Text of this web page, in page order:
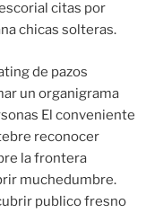
citas por
chicas solteras.
de pazos
un organigrama
El conveniente
reconocer
la frontera
muchedumbre.
publico fresno